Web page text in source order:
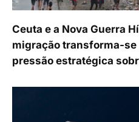
Ceuta e a Nova Guerra
migração transforma-
pressão estratégica